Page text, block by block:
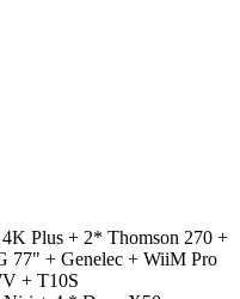
Plus + 2* Thomson 270 +
77" + Genelec + WiiM Pro
+ T10S